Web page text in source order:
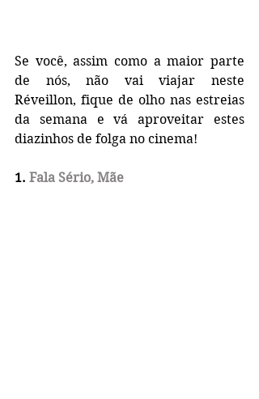
Se você, assim como a maior parte
de nós, não vai viajar neste
Réveillon, fique de olho nas estreias
da semana e vá aproveitar estes
diazinhos de folga no cinema!
1. Fala Sério, Mãe